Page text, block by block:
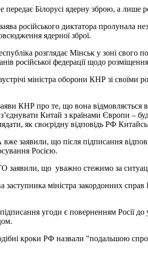
Білорусі ядерну зброю, а лише
російського диктатора пролунала
ядерної зброї.
розглядає Мінськ у зоні свого
російської федерації щодо
міністра оборони КНР зі своїми
КНР про те, що вона відмовляється
Китай з країнами Європи –
як своєрідну відповідь РФ
заявили, що після підписання
Росією.
що уважно стежимо за
заступника міністра закордонних
угоди є поверненням Росії
кроки РФ назвали "подальшою